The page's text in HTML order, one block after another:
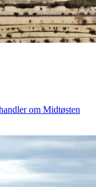
om Midtøsten